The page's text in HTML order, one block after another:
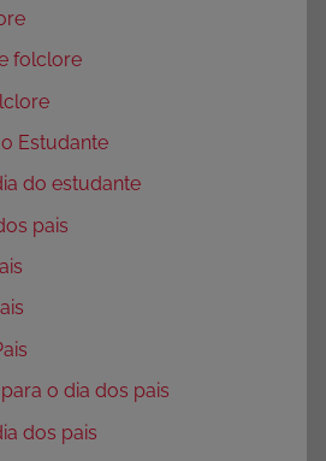
folclore
Estudante
do estudante
pais
o dia dos pais
dos pais